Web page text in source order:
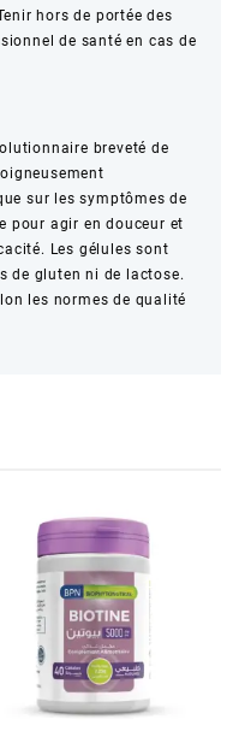
hors de portée des
de santé en cas de
breveté de
sur les symptômes de
pour agir en douceur et
Les gélules sont
de gluten ni de lactose.
les normes de qualité